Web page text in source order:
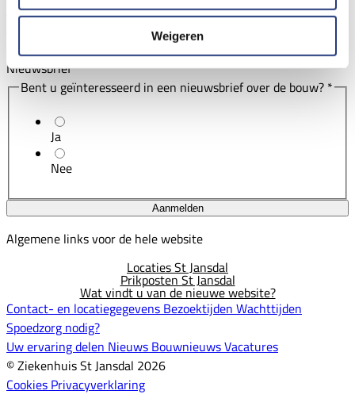
Weigeren
Aanwezigheid
Aantal personen aanwezig tijdens de participatiebijeenkomst
Nieuwsbrief
Bent u geïnteresseerd in een nieuwsbrief over de bouw?
Ja
Nee
Aanmelden
Algemene links voor de hele website
Locaties St Jansdal
Prikposten St Jansdal
Wat vindt u van de nieuwe website?
Contact- en locatiegegevens Bezoektijden Wachttijden
Spoedzorg nodig?
Uw ervaring delen Nieuws BouwnieuwsVacatures
© Ziekenhuis St Jansdal 2026
Cookies Privacyverklaring